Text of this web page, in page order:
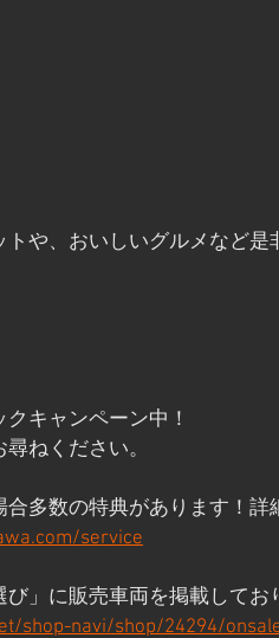
や、おいしいグルメなど是
キャンペーン中！
ねください。
合多数の特典があります！詳
service
び」に販売車両を掲載してお
shop-navi/shop/24294/